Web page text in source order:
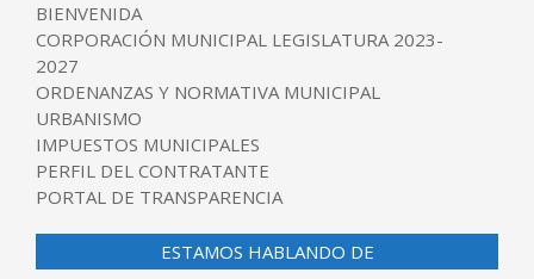
BIENVENIDA
CORPORACIÓN MUNICIPAL LEGISLATURA 2023-
2027
ORDENANZAS Y NORMATIVA MUNICIPAL
URBANISMO
IMPUESTOS MUNICIPALES
PERFIL DEL CONTRATANTE
PORTAL DE TRANSPARENCIA
ESTAMOS HABLANDO DE